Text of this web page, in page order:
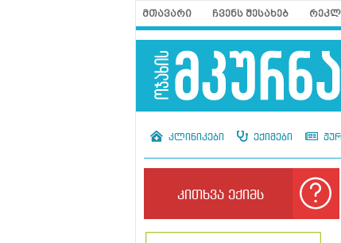
მთავარი ჩვენს შესახებ
კლინიკები ექიმები
კითხვა ექიმს